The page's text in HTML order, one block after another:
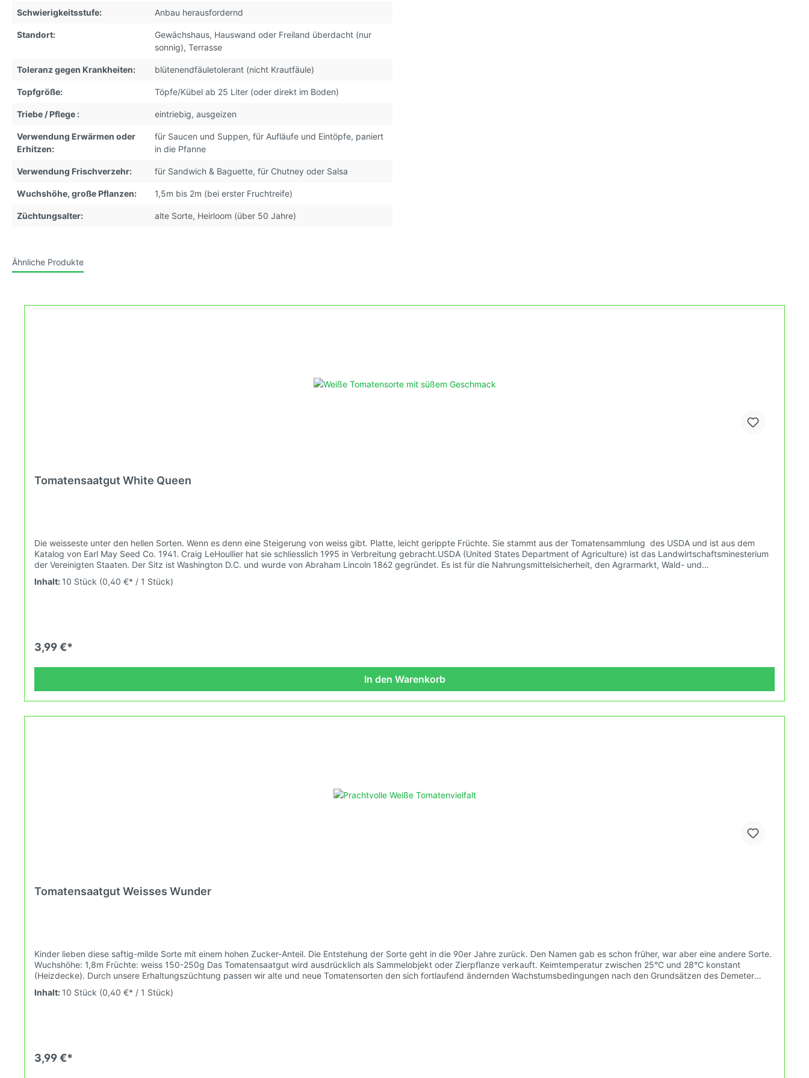
Schwierigkeitsstufe: Anbau herausfordernd
Standort: Gewächshaus, Hauswand oder Freiland überdacht (nur
sonnig), Terrasse
Toleranz gegen Krankheiten: blütenendfäuletolerant (nicht Krautfäule)
Topfgröße: Töpfe/Kübel ab 25 Liter (oder direkt im Boden)
Triebe / Pflege : eintriebig, ausgeizen
Verwendung Erwärmen oder
Erhitzen:
für Saucen und Suppen, für Aufläufe und Eintöpfe, paniert
in die Pfanne
Verwendung Frischverzehr: für Sandwich & Baguette, für Chutney oder Salsa
Wuchshöhe, große Pflanzen: 1,5m bis 2m (bei erster Fruchtreife)
Züchtungsalter: alte Sorte, Heirloom (über 50 Jahre)
Ähnliche Produkte
Tomatensaatgut White Queen
Die weisseste unter den hellen Sorten. Wenn es denn eine Steigerung von weiss gibt. Platte, leicht gerippte Früchte. Sie stammt aus der Tomatensammlung des USDA und ist aus dem
Katalog von Earl May Seed Co. 1941. Craig LeHoullier hat sie schliesslich 1995 in Verbreitung gebracht.USDA (United States Department of Agriculture) ist das Landwirtschaftsminesterium
der Vereinigten Staaten. Der Sitz ist Washington D.C. und wurde von Abraham Lincoln 1862 gegründet. Es ist für die Nahrungsmittelsicherheit, den Agrarmarkt, Wald- und
Landschaftsschutz, die Agrarwissenschaft und Agrarforschung zuständig. Wuchshöhe: 2,0 Früchte: weiss 110-250g Das Tomatensaatgut wird ausdrücklich als Sammelobjekt oder
Zierpflanze verkauft. Keimtemperatur zwischen 25°C und 28°C konstant (Heizdecke). Durch unsere Erhaltungszüchtung passen wir alte und neue Tomatensorten den sich fortlaufend
Inhalt: 10 Stück (0,40 €* / 1 Stück)
3,99 €*
In den Warenkorb
Tomatensaatgut Weisses Wunder
Kinder lieben diese saftig-milde Sorte mit einem hohen Zucker-Anteil. Die Entstehung der Sorte geht in die 90er Jahre zurück. Den Namen gab es schon früher, war aber eine andere Sorte.
Wuchshöhe: 1,8m Früchte: weiss 150-250g Das Tomatensaatgut wird ausdrücklich als Sammelobjekt oder Zierpflanze verkauft. Keimtemperatur zwischen 25°C und 28°C konstant
(Heizdecke). Durch unsere Erhaltungszüchtung passen wir alte und neue Tomatensorten den sich fortlaufend ändernden Wachstumsbedingungen nach den Grundsätzen des Demeter
Verbandes an. Damit wird die Tomatenvielfalt gefördert die du in deinem Hausgarten, auf der Terasse oder auf dem Balkon erleben kannst.
Inhalt: 10 Stück (0,40 €* / 1 Stück)
3,99 €*